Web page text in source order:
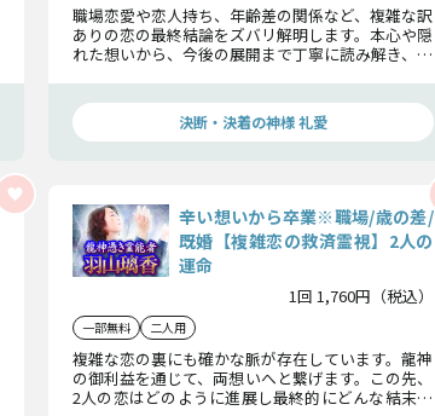
職場恋愛や恋人持ち、年齢差の関係など、複雑な訳
ありの恋の最終結論をズバリ解明します。本心や隠
れた想いから、今後の展開まで丁寧に読み解き、あ
決断・決着の神様 礼愛
辛い想いから卒業※職場/歳の差/
既婚【複雑恋の救済霊視】2人の
運命
1回 1,760円（税込）
一部無料 二人用
複雑な恋の裏にも確かな脈が存在しています。龍神
の御利益を通じて、両想いへと繋げます。この先、
2人の恋はどのように進展し最終的にどんな結末へ